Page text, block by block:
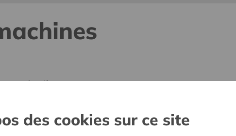
sans barrières
participer à part entière,
des cookies sur ce site